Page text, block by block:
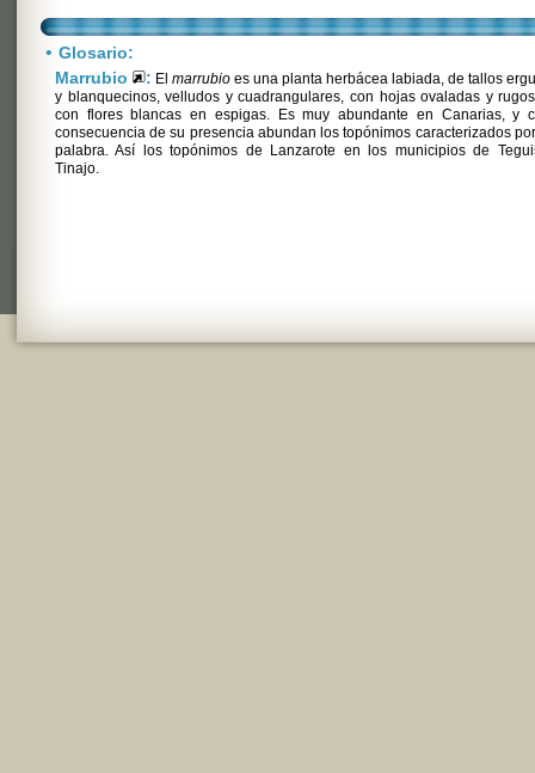
• Glosario:
Marrubio
: El marrubio es una planta herbácea labiada, de tallos
y blanquecinos, velludos y cuadrangulares, con hojas ovaladas y
con flores blancas en espigas. Es muy abundante en Canarias, y
consecuencia de su presencia abundan los topónimos caracterizados
palabra. Así los topónimos de Lanzarote en los municipios de
Tinajo.